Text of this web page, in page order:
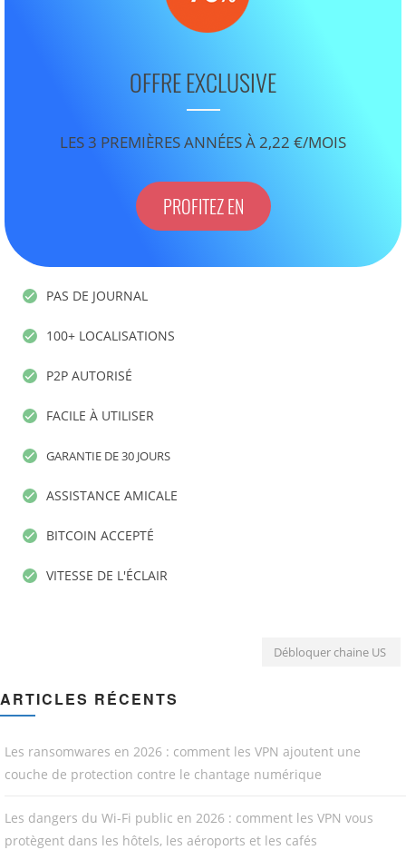
OFFRE EXCLUSIVE
LES 3 PREMIÈRES ANNÉES À 2,22 €/MOIS
PROFITEZ EN
PAS DE JOURNAL
100+ LOCALISATIONS
P2P AUTORISÉ
FACILE À UTILISER
GARANTIE DE 30 JOURS
ASSISTANCE AMICALE
BITCOIN ACCEPTÉ
VITESSE DE L'ÉCLAIR
Débloquer chaine US
ARTICLES RÉCENTS
Les ransomwares en 2026 : comment les VPN ajoutent une
couche de protection contre le chantage numérique
Les dangers du Wi-Fi public en 2026 : comment les VPN vous
protègent dans les hôtels, les aéroports et les cafés